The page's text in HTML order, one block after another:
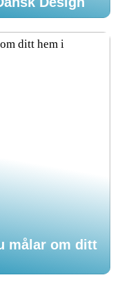
målar om ditt